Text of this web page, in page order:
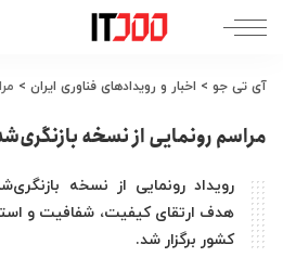
آی تی جو > اخبار و رویدادهای فناوری ایران >
مراسم رونمایی از نسخه
رویداد رونمایی از نسخه
هدف ارتقای کیفیت، شفافیت و
کشور برگزار شد.